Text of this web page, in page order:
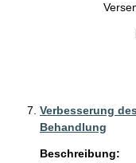
Verbesserung
Behandlung
Beschreibung: